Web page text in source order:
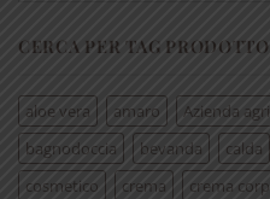
CERCA PER TAG PRODOTTO
aloe vera amaro
Azienda
bagnodoccia
bevanda calda
cosmetico
crema crema